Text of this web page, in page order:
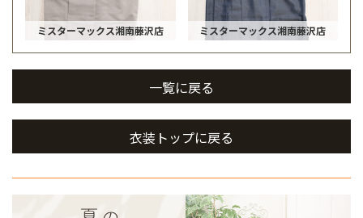
ミスターマックス湘南藤沢店 ミスターマックス湘南藤沢店
一覧に戻る
衣装トップに戻る